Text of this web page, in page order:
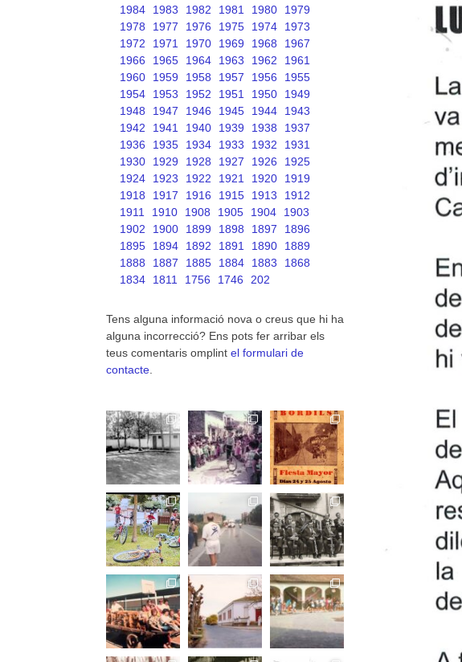
1984
1983 1982 1981 1980
1979
1978
1977 1976 1975 1974
1973
1972
1971 1970 1969 1968
1967
1966
1965 1964 1963 1962
1961
1960
1959 1958 1957 1956
1955
1954
1953 1952 1951 1950
1949
1948
1947 1946 1945 1944
1943
1942
1941 1940 1939 1938
1937
1936
1935 1934 1933 1932
1931
1930
1929 1928 1927 1926
1925
1924
1923 1922 1921 1920
1919
1918
1917 1916 1915 1913
1912
1911
1910 1908 1905 1904
1903
1902
1900 1899 1898 1897
1896
1895
1894 1892 1891 1890
1889
1888
1887 1885 1884 1883
1868
1834
1811 1756 1746 202
Tens alguna informació nova o creus que hi ha
alguna incorrecció? Ens pots fer arribar els
teus comentaris omplint el formulari de
contacte